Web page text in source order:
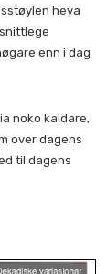
heva
enn i dag
noko kaldare,
over dagens
til dagens